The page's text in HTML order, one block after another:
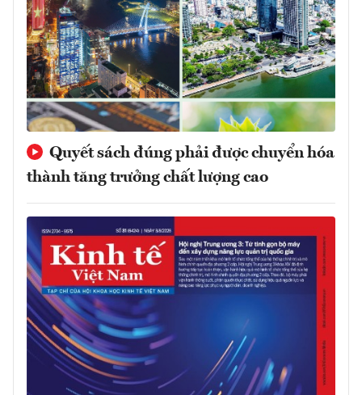
Quyết sách đúng phải được chuyển hóa
thành tăng trưởng chất lượng cao